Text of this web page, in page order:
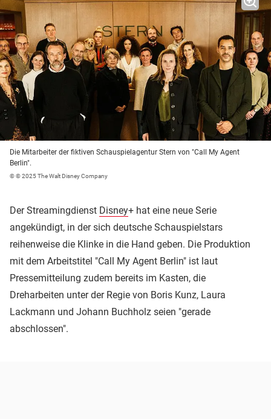
Die Mitarbeiter der fiktiven Schauspielagentur Stern von "Call My Agent
Berlin".
© © 2025 The Walt Disney Company
Der Streamingdienst Disney+ hat eine neue Serie
angekündigt, in der sich deutsche Schauspielstars
reihenweise die Klinke in die Hand geben. Die Produktion
mit dem Arbeitstitel "Call My Agent Berlin" ist laut
Pressemitteilung zudem bereits im Kasten, die
Dreharbeiten unter der Regie von Boris Kunz, Laura
Lackmann und Johann Buchholz seien "gerade
abschlossen".